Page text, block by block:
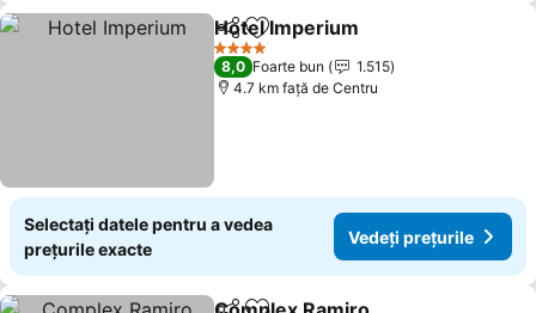
DistribuițiAdăugaţi la favorite
Hotel Imperium
4 Stele
8,0 Foarte bun
1.515
4.7 km faţă de Centru
Selectați datele pentru a vedea
prețurile exacte
Vedeți prețurile